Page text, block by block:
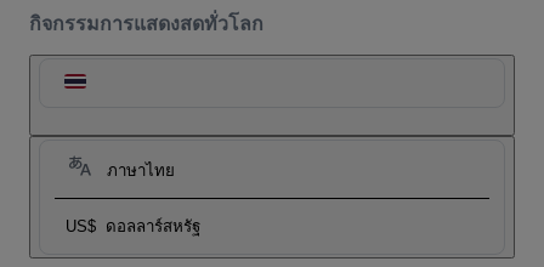
กิจกรรมการแสดงสดทั่วโลก
ภาษาไทย
US$ ดอลลาร์สหรัฐ